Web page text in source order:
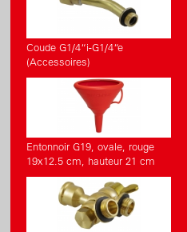
Coude G1/4“i-G1/4“e
(Accessoires)
Entonnoir G19, ovale, rouge
19x12.5 cm, hauteur 21 cm